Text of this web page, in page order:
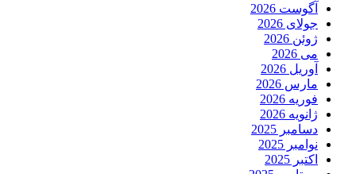
آگوست 2026
جولای 2026
ژوئن 2026
می 2026
آوریل 2026
مارس 2026
فوریه 2026
ژانویه 2026
دسامبر 2025
نوامبر 2025
اکتبر 2025